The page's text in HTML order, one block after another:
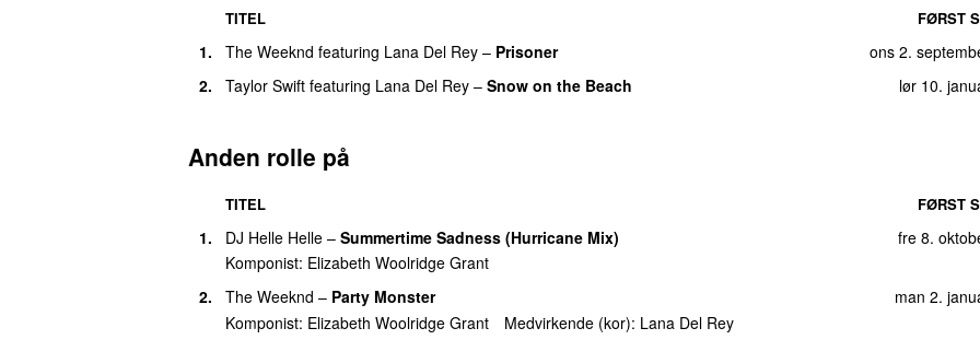
ons 1.
Norman Fucking Rockwell søn 8.
29. White Feather Hawk Tail Deer Hunter
Blue Jeans (RAC Remix) fre 14.
33.
Blue Jeans (Subb-An Remix) fre 4.
Breaking Up Slowly
33.
Chelsea Hotel søn 31.
Cinnamon Girl
TITEL FØRST
1. The Weeknd featuring Lana Del Rey – Prisoner ons 2.
2.
Taylor Swift featuring Lana Del Rey – Snow on the Beach lør 10.
Anden rolle på
TITEL FØRST
1. DJ Helle Helle – Summertime Sadness (Hurricane Mix) fre 8.
Komponist: Elizabeth Woolridge Grant
2.
The Weeknd – Party Monster man 2.
Komponist: Elizabeth Woolridge Grant Medvirkende (kor): Lana Del Rey